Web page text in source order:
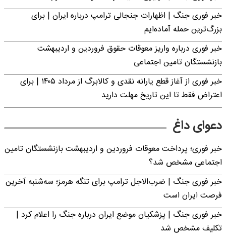
خبر فوری جنگ | اظهارات جنجالی ترامپ درباره ایران | برای
بزرگ‌ترین حمله آماده‌ایم
خبر فوری درباره واریز معوقات حقوق فروردین و اردیبهشت
بازنشستگان تامین اجتماعی
خبر فوری از آغاز قطع یارانه نقدی و کالابرگ از مرداد ۱۴۰۵ | برای
اعتراض فقط تا این تاریخ مهلت دارید
دعوای داغ
خبر فوری؛ پرداخت معوقات فروردین و اردیبهشت بازنشستگان تامین
اجتماعی مشخص شد؟
خبر فوری جنگ | ضرب‌الاجل ترامپ برای تنگه هرمز؛ سه‌شنبه آخرین
فرصت ایران است
خبر فوری جنگ | پزشکیان موضع ایران درباره جنگ را اعلام کرد |
تکلیف مشخص شد